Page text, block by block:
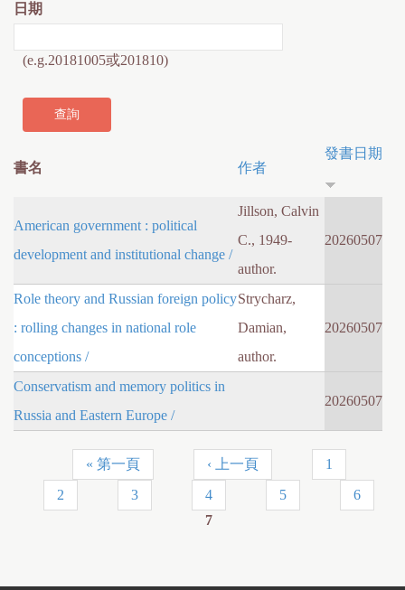
日期
(e.g.20181005或201810)
書名 作者
發書日期
American government : political
development and institutional change /
Jillson, Calvin
C., 1949-
author.
20260507
Role theory and Russian foreign policy
: rolling changes in national role
conceptions /
Strycharz,
Damian,
author.
20260507
Conservatism and memory politics in
Russia and Eastern Europe /
20260507
« 第一頁 ‹ 上一頁
1
2
3 4 5
6
7